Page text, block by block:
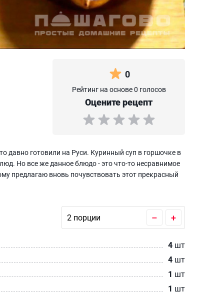
0
Рейтинг на основе 0 голосов
Оцените рецепт
давно готовили на Руси. Куринный суп в горшочке в
Но все же данное блюдо - это что-то несравнимое
предлагаю вновь почувствовать этот прекрасный
– +
4 шт
4 шт
1 шт
1 шт